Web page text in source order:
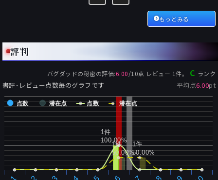
もっとみる
評判
バグダッドの秘密の評価:6.00/10点 レビュー 1件。 C ランク
書評･レビュー点数毎のグラフです 平均点6.00pt
点数 潜在点 点数 潜在点
1件
100.00%
1件
50.00%
1件
50.00%